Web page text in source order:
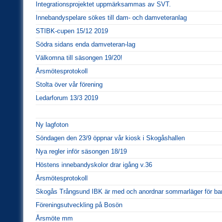
Integrationsprojektet uppmärksammas av SVT.
Innebandyspelare sökes till dam- och damveteranlag
STIBK-cupen 15/12 2019
Södra sidans enda damveteran-lag
Välkomna till säsongen 19/20!
Årsmötesprotokoll
Stolta över vår förening
Ledarforum 13/3 2019
Ny lagfoton
Söndagen den 23/9 öppnar vår kiosk i Skogåshallen
Nya regler inför säsongen 18/19
Höstens innebandyskolor drar igång v.36
Årsmötesprotokoll
Skogås Trångsund IBK är med och anordnar sommarläger för
Föreningsutveckling på Bosön
Årsmöte mm